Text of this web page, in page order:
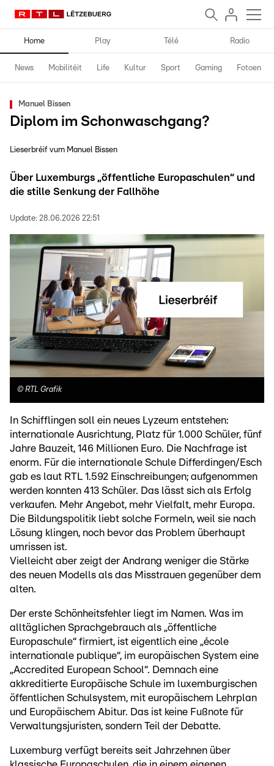
Home Play Télé Radio
News Mobilitéit Life Kultur Sport Gaming Fotoen
Manuel Bissen
Diplom im Schonwaschgang?
Lieserbréif vum Manuel Bissen
Über Luxemburgs „öffentliche Europaschulen“ und
die stille Senkung der Fallhöhe
Update: 28.06.2026 22:51
© RTL Grafik
In Schifflingen soll ein neues Lyzeum entstehen:
internationale Ausrichtung, Platz für 1.000 Schüler, fünf
Jahre Bauzeit, 146 Millionen Euro. Die Nachfrage ist
enorm. Für die internationale Schule Differdingen/Esch
gab es laut RTL 1.592 Einschreibungen; aufgenommen
werden konnten 413 Schüler. Das lässt sich als Erfolg
verkaufen. Mehr Angebot, mehr Vielfalt, mehr Europa.
Die Bildungspolitik liebt solche Formeln, weil sie nach
Lösung klingen, noch bevor das Problem überhaupt
umrissen ist.
Vielleicht aber zeigt der Andrang weniger die Stärke
des neuen Modells als das Misstrauen gegenüber dem
alten.
Der erste Schönheitsfehler liegt im Namen. Was im
alltäglichen Sprachgebrauch als „öffentliche
Europaschule“ firmiert, ist eigentlich eine „école
internationale publique“, im europäischen System eine
„Accredited European School“. Demnach eine
akkreditierte Europäische Schule im luxemburgischen
öffentlichen Schulsystem, mit europäischem Lehrplan
und Europäischem Abitur. Das ist keine Fußnote für
Verwaltungsjuristen, sondern Teil der Debatte.
Luxemburg verfügt bereits seit Jahrzehnen über